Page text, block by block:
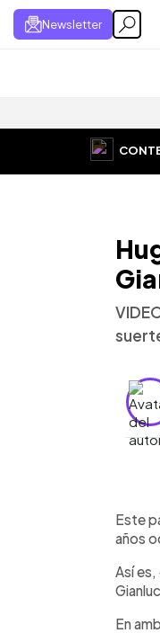
Newsletter
Este
años
Así
En